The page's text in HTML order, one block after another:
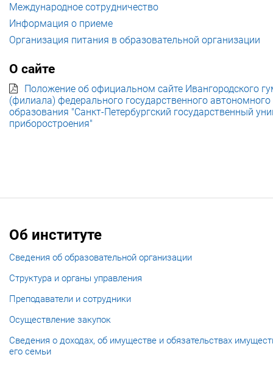
Международное сотрудничество
Информация о приеме
Организация питания в образовательной организации
О сайте
Положение об официальном сайте Ивангородского
(филиала) федерального государственного
образования "Санкт-Петербургский государственный
приборостроения"
Об институте
Сведения об образовательной организации
Структура и органы управления
Преподаватели и сотрудники
Осуществление закупок
Сведения о доходах, об имуществе и обязательствах
его семьи